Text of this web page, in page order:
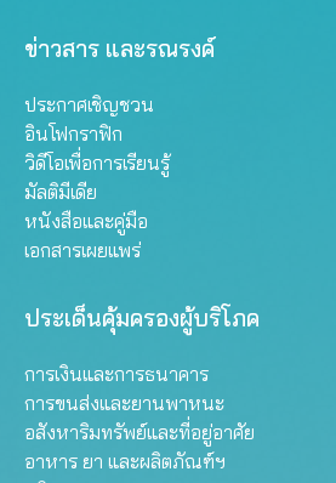
ข่าวสาร และรณรงค์
ประกาศเชิญชวน
อินโฟกราฟิก
วิดีโอเพื่อการเรียนรู้
มัลติมีเดีย
หนังสือและคู่มือ
เอกสารเผยแพร่
ประเด็นคุ้มครองผู้บริโภค
การเงินและการธนาคาร
การขนส่งและยานพาหนะ
อสังหาริมทรัพย์และที่อยู่อาศัย
อาหาร ยา และผลิตภัณฑ์ฯ